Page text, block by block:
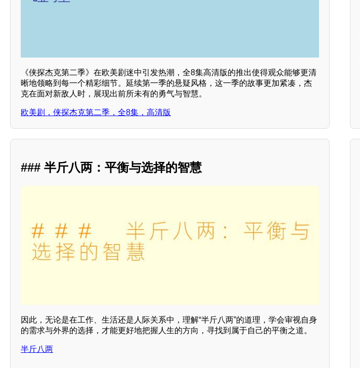
《侠探杰克第二季》在欧美剧迷中引发热潮，全8集高清版的推出使得观众能够更清
晰地领略到每一个精彩细节。延续第一季的悬疑风格，这一季的故事更加紧凑，杰
克在面对新敌人时，展现出前所未有的勇气与智慧。
欧美剧，侠探杰克第二季，全8集，高清版
### 半斤八两：平衡与选择的智慧
因此，无论是在工作、生活还是人际关系中，理解“半斤八两”的道理，学会审视自身
的需求与外界的选择，才能更好地把握人生的方向，寻找到属于自己的平衡之道。
半斤八两